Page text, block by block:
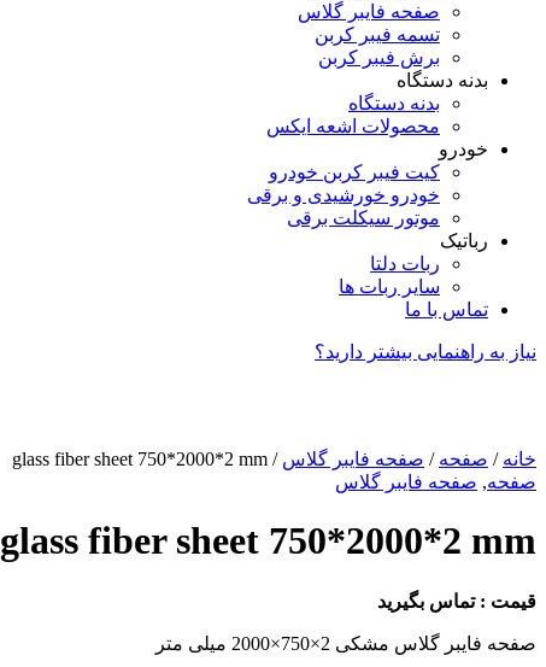
صفحه فایبر گلاس
تسمه فیبر کربن
برش فیبر کربن
بدنه دستگاه
بدنه دستگاه
محصولات اشعه ایکس
خودرو
کیت فیبر کربن خودرو
خودرو خورشیدی و برقی
موتور سیکلت برقی
رباتیک
ربات دلتا
سایر ربات ها
تماس با ما
نیاز به راهنمایی بیشتر دارید؟
خانه / صفحه / صفحه فایبر گلاس / glass fiber sheet 750*2000*2 mm
صفحه, صفحه فایبر گلاس
glass fiber sheet 750*2000*2 mm
قیمت : تماس بگیرید
صفحه فایبر گلاس مشکی 2×750×2000 میلی متر